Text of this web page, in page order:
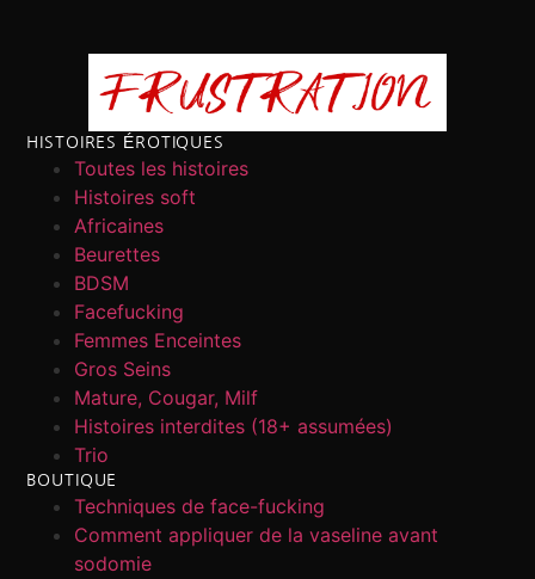
HISTOIRES ÉROTIQUES
Toutes les histoires
Histoires soft
Africaines
Beurettes
BDSM
Facefucking
Femmes Enceintes
Gros Seins
Mature, Cougar, Milf
Histoires interdites (18+ assumées)
Trio
BOUTIQUE
Techniques de face-fucking
Comment appliquer de la vaseline avant
sodomie